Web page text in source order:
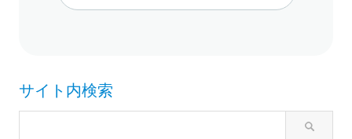
サイト内検索